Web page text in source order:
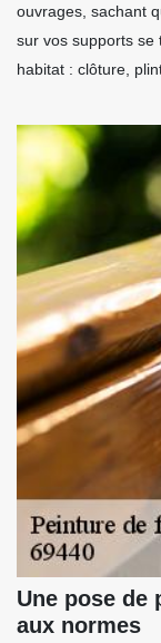
ouvrages, sachant
sur vos supports se
habitat : clôture,
Une pose de
aux normes